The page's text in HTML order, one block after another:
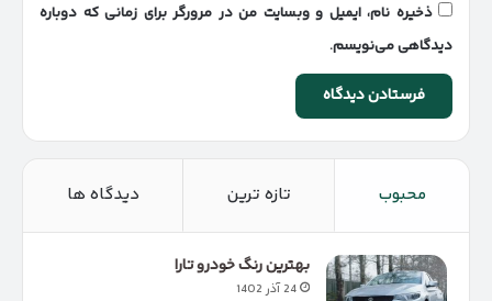
ذخیره نام، ایمیل و وبسایت من در مرورگر برای زمانی که دوباره
دیدگاهی می‌نویسم.
محبوب تازه ترین دیدگاه ها
بهترین رنگ خودرو تارا
24 آذر 1402